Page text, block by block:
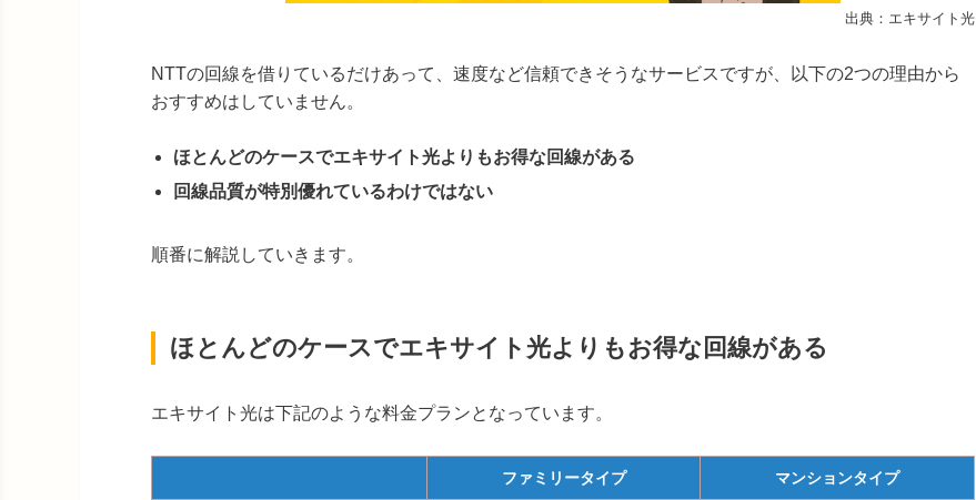
出典：エキサイト光
NTTの回線を借りているだけあって、速度など信頼できそうなサービスですが、以下の2つの理由から
おすすめはしていません。
ほとんどのケースでエキサイト光よりもお得な回線がある
回線品質が特別優れているわけではない
順番に解説していきます。
ほとんどのケースでエキサイト光よりもお得な回線がある
エキサイト光は下記のような料金プランとなっています。
ファミリータイプ マンションタイプ